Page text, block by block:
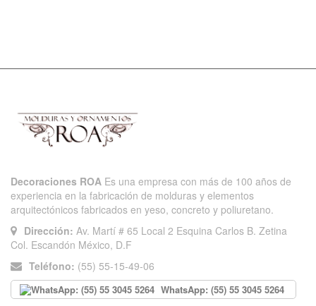
Decoraciones ROA Es una empresa con más de 100 años de
experiencia en la fabricación de molduras y elementos
arquitectónicos fabricados en yeso, concreto y poliuretano.
Dirección: Av. Martí # 65 Local 2 Esquina Carlos B. Zetina
Col. Escandón México, D.F
Teléfono: (55) 55-15-49-06
WhatsApp: (55) 55 3045 5264